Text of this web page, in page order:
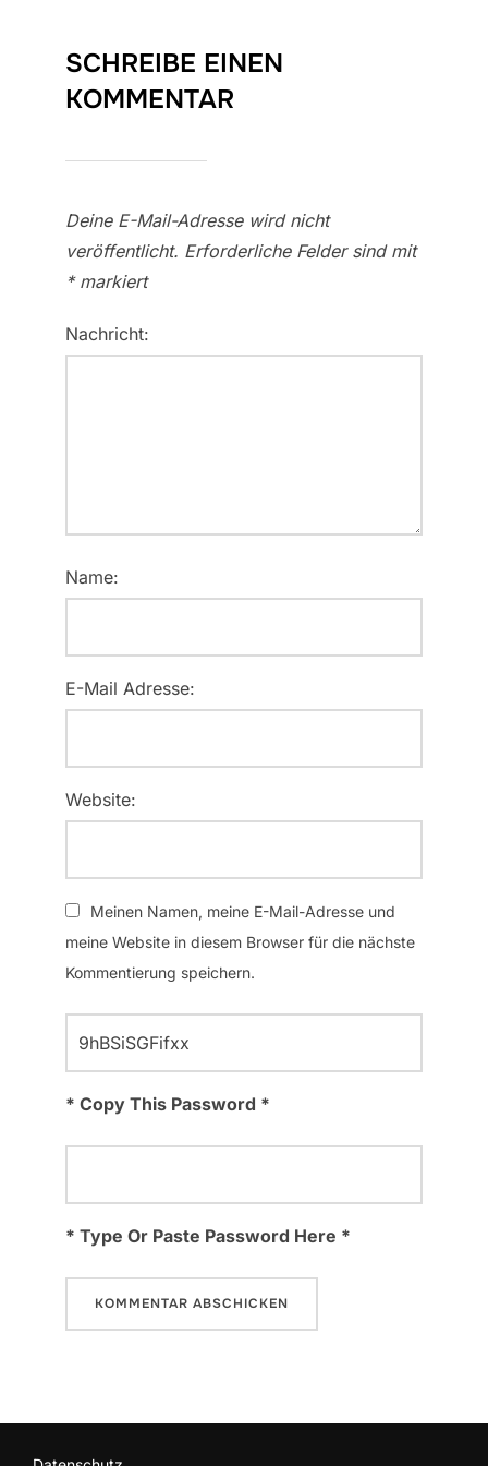
SCHREIBE EINEN
KOMMENTAR
Deine E-Mail-Adresse wird nicht
veröffentlicht. Erforderliche Felder sind mit
*markiert
Nachricht:
Name:
E-Mail Adresse:
Website:
Meinen Namen, meine E-Mail-Adresse und
meine Website in diesem Browser für die nächste
Kommentierung speichern.
* Copy This Password *
* Type Or Paste Password Here *